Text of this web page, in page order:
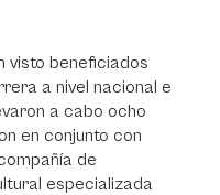
visto beneficiados
a nivel nacional e
a cabo ocho
en conjunto con
de
especializada